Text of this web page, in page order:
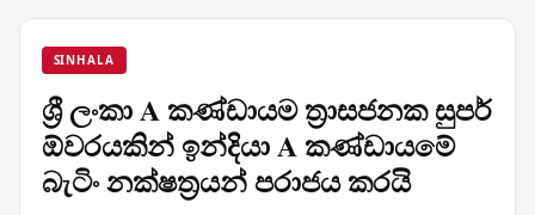
SINHALA
ශ්‍රී ලංකා A කණ්ඩායම ත්‍රාසජනක සුපර්
ඕවරයකින් ඉන්දියා A කණ්ඩායමේ
බැටිං නක්ෂත්‍රයන් පරාජය කරයි